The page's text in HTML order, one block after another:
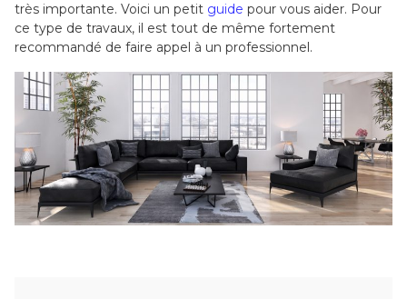
très importante. Voici un petit guide pour vous aider. Pour
ce type de travaux, il est tout de même fortement
recommandé de faire appel à un professionnel.